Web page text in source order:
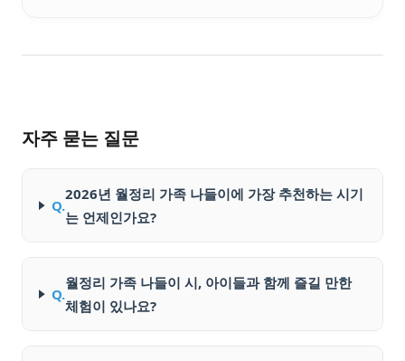
자주 묻는 질문
Q.
2026년 월정리 가족 나들이에 가장 추천하는 시기
는 언제인가요?
Q.
월정리 가족 나들이 시, 아이들과 함께 즐길 만한
체험이 있나요?